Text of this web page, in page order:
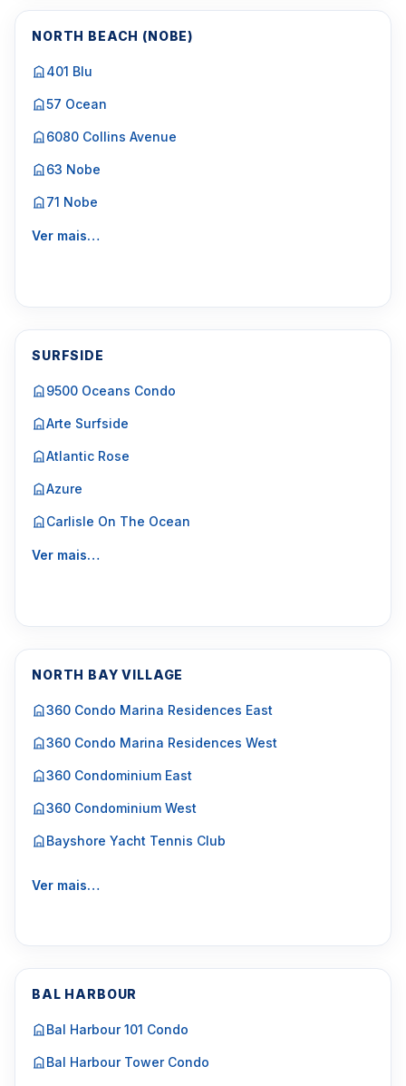
NORTH BEACH (NOBE)
401 Blu
57 Ocean
6080 Collins Avenue
63 Nobe
71 Nobe
Ver mais…
SURFSIDE
9500 Oceans Condo
Arte Surfside
Atlantic Rose
Azure
Carlisle On The Ocean
Ver mais…
NORTH BAY VILLAGE
360 Condo Marina Residences East
360 Condo Marina Residences West
360 Condominium East
360 Condominium West
Bayshore Yacht Tennis Club
Ver mais…
BAL HARBOUR
Bal Harbour 101 Condo
Bal Harbour Tower Condo